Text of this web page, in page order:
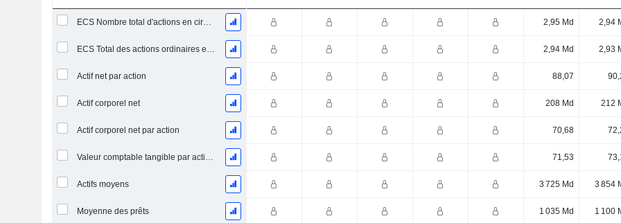
ECS Nombre total d'actions en circulation à la date de dépôt 2,95 Md 2,94
ECS Total des actions ordinaires en circulation 2,94 Md 2,93
Actif net par action 88,07
Actif corporel net 208 Md 212
Actif corporel net par action 70,68
Valeur comptable tangible par action (telle que rapportée) 71,53
Actifs moyens 3 725 Md 3 854
Moyenne des prêts 1 035 Md 1 100